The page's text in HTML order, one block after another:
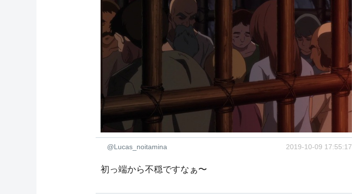
@Lucas_noitamina 2019-10-09 17:55:17
初っ端から不穏ですなぁ〜